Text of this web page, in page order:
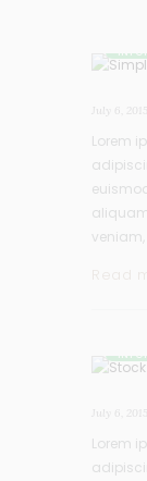
July 6, 2015
Lorem
veniam,
July 6, 2015
Lorem